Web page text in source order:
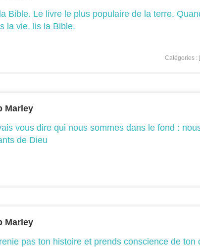
Bible. Le livre le plus populaire de la terre.
la vie, lis la Bible.
Catégories :
Marley
vous dire qui nous sommes dans le fond :
de Dieu
Marley
pas ton histoire et prends conscience de ton